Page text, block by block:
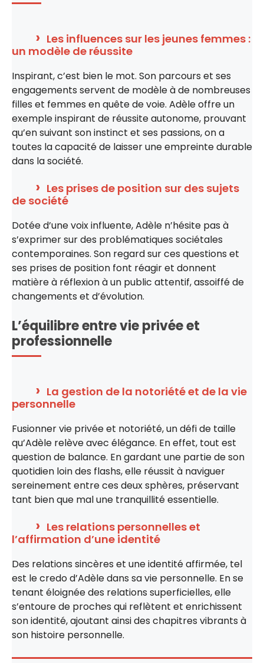
Les influences sur les jeunes femmes :
un modèle de réussite
Inspirant, c’est bien le mot. Son parcours et ses
engagements servent de modèle à de nombreuses
filles et femmes en quête de voie. Adèle offre un
exemple inspirant de réussite autonome, prouvant
qu’en suivant son instinct et ses passions, on a
toutes la capacité de laisser une empreinte durable
dans la société.
Les prises de position sur des sujets
de société
Dotée d’une voix influente, Adèle n’hésite pas à
s’exprimer sur des problématiques sociétales
contemporaines. Son regard sur ces questions et
ses prises de position font réagir et donnent
matière à réflexion à un public attentif, assoiffé de
changements et d’évolution.
L’équilibre entre vie privée et
professionnelle
La gestion de la notoriété et de la vie
personnelle
Fusionner vie privée et notoriété, un défi de taille
qu’Adèle relève avec élégance. En effet, tout est
question de balance. En gardant une partie de son
quotidien loin des flashs, elle réussit à naviguer
sereinement entre ces deux sphères, préservant
tant bien que mal une tranquillité essentielle.
Les relations personnelles et
l’affirmation d’une identité
Des relations sincères et une identité affirmée, tel
est le credo d’Adèle dans sa vie personnelle. En se
tenant éloignée des relations superficielles, elle
s’entoure de proches qui reflètent et enrichissent
son identité, ajoutant ainsi des chapitres vibrants à
son histoire personnelle.